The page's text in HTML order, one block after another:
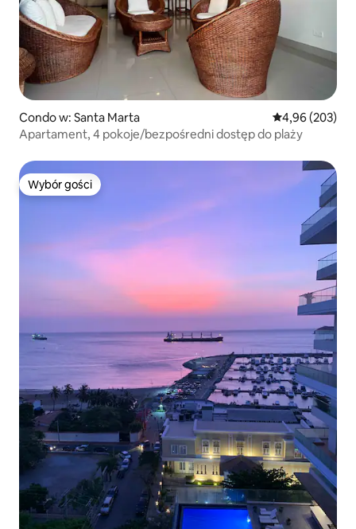
Condo w: Santa Marta Średnia
4,96 (203)
Apartament, 4 pokoje/bezpośredni dostęp do plaży
Wybór gości
Wybór gości